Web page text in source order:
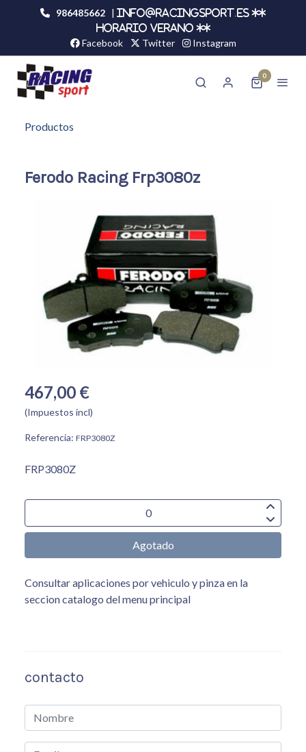
986485662 |
info@racingsport.es **
HORARIO VERANO **
Facebook Twitter Instagram
0
Productos
Ferodo Racing Frp3080z
467,00 €
(Impuestos incl)
Referencia: FRP3080Z
FRP3080Z
Agotado
Consultar aplicaciones por vehiculo y pinza en la
seccion catalogo del menu principal
contacto